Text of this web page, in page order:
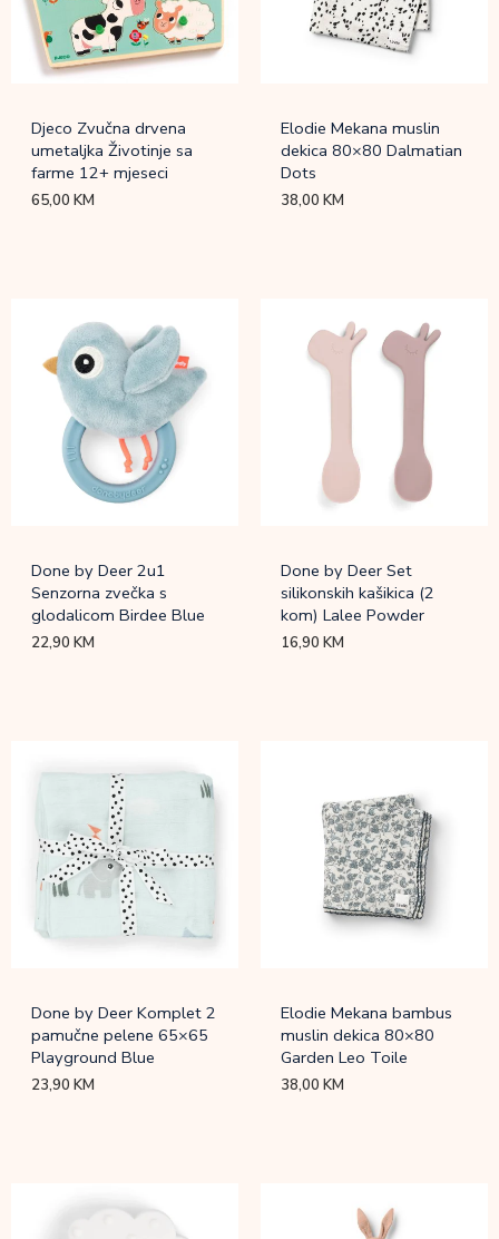
Djeco Zvučna drvena
umetaljka Životinje sa
farme 12+ mjeseci
65,00KM
Elodie Mekana muslin
dekica 80×80 Dalmatian
Dots
38,00KM
Done by Deer 2u1
Senzorna zvečka s
glodalicom Birdee Blue
22,90KM
Done by Deer Set
silikonskih kašikica (2
kom) Lalee Powder
16,90KM
Done by Deer Komplet 2
pamučne pelene 65×65
Playground Blue
23,90KM
Elodie Mekana bambus
muslin dekica 80×80
Garden Leo Toile
38,00KM